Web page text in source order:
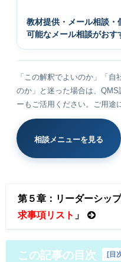
教材提供・メール相談・
可能なメール相談がおす
「この解釈でよいのか」「
のか」と迷った場合は、QMS
ーもご活用ください。ご用途
相談メニューを見る
第５章：リーダーシッ
求事項リスト 」
この記事の目次 [ 目